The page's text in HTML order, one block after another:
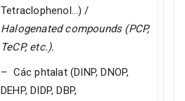
Tetraclophenol…) /
Halogenated compounds (PCP,
TeCP, etc.).
– Các phtalat (DINP, DNOP,
DEHP, DIDP, DBP,